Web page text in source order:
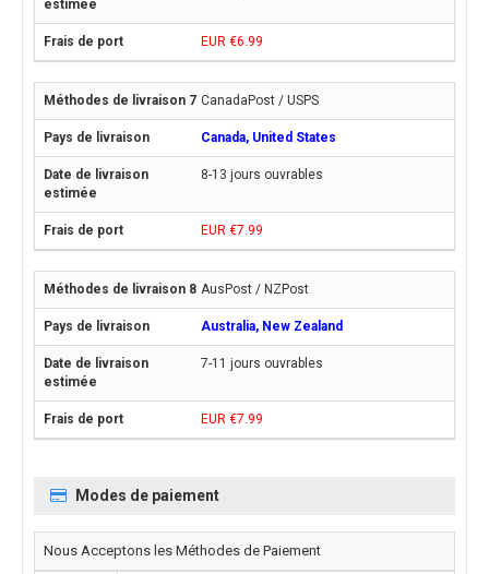
EUR €6.99
CanadaPost / USPS
Canada, United States
8-13 jours ouvrables
EUR €7.99
AusPost / NZPost
Australia, New Zealand
7-11 jours ouvrables
EUR €7.99
Modes de paiement
Nous Acceptons les Méthodes de Paiement